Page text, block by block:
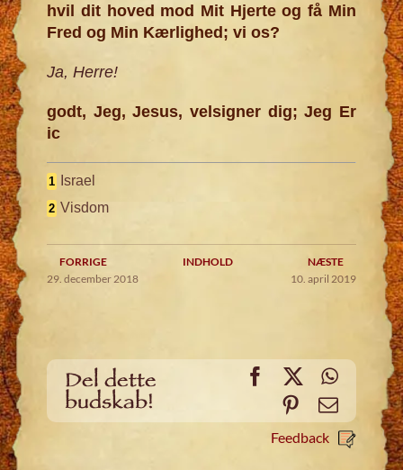
hvil dit hoved mod Mit Hjerte og få Min
Fred og Min Kærlighed; vi os?
Ja, Herre!
godt, Jeg, Jesus, velsigner dig; Jeg Er
ic
1 Israel
2 Visdom
FORRIGE INDHOLD
NÆSTE
29. december 2018
10. april 2019
Del dette
budskab!
Facebook
X
PinterestEmail
Feedback